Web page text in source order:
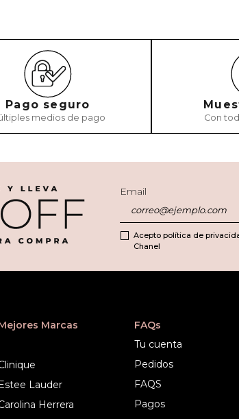
Pago seguro
medios de pago Con
Email
Acepto política de
Chanel
Marcas
Lauder
Herrera
FAQs
Tu cuenta
Pedidos
FAQS
Pagos